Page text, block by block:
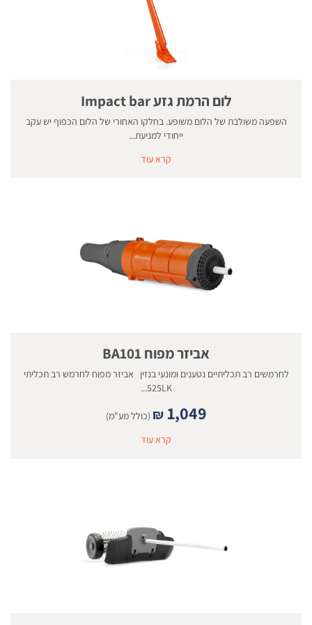
לום הרמת גזע Impact bar
השפעה משולבת של הלום משופע. בחלקו האחורי של הלום הכפוף יש עקב
ייחודי למניעת...
קרא עוד
אביזר מפוח BA101
לחרמשים רב תכליתיים נטענים ומונעי בנזין אביזר מפוח לחרמש רב תכליתי
525LK...
₪ 1,049
(כולל מע"מ)
קרא עוד